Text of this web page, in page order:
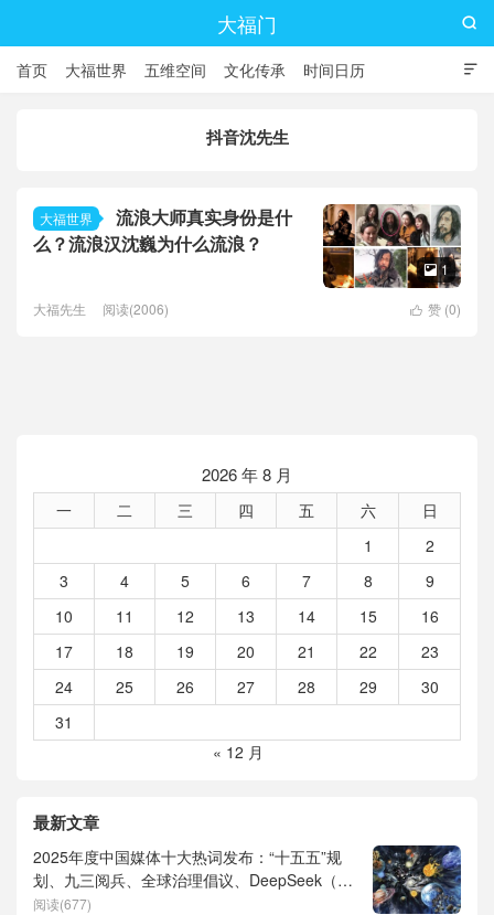
大福门

首页 大福世界 五维空间 文化传承 时间日历

抖音沈先生
大福世界
流浪大师真实身份是什
么？流浪汉沈巍为什么流浪？
 1
 赞 (0)
大福先生 阅读(2006)
2026 年 8 月
一 二 三 四 五 六
日
1
2
3
4 5 6 7 8
9
10
11 12 13 14 15
16
17
18 19 20 21 22
23
24
25 26 27 28 29
30
31
« 12 月
最新文章
2025年度中国媒体十大热词发布：“十五五”规
划、九三阅兵、全球治理倡议、DeepSeek（深
度求索）、人形机器人、苏超、票根经济、育
阅读(677)